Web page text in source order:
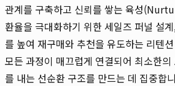
관계를 구축하고 신뢰를 쌓는 육성
환율을 극대화하기 위한 세일즈 퍼널 설
를 높여 재구매와 추천을 유도하는 리텐
모든 과정이 매끄럽게 연결되어 최소한
를 내는 선순환 구조를 만드는 데 집중합